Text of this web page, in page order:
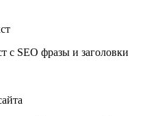
SEO фразы и заголовки